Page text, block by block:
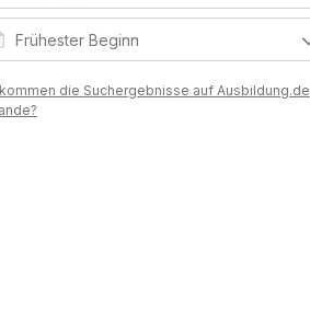
die Suchergebnisse auf Ausbildung.de